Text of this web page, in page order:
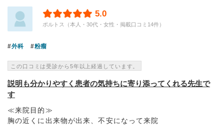
5.0
ポルトス（本人・30代・女性・掲載口コミ14件）
外科 粉瘤
この口コミは受診から5年以上経過しています。
説明も分かりやすく患者の気持ちに寄り添ってくれる先生で
す
≪来院目的≫
胸の近くに出来物が出来、不安になって来院